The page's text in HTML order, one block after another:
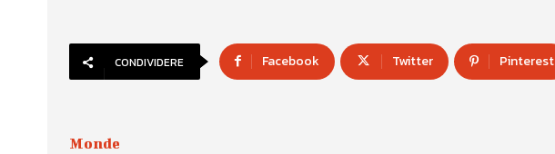
CONDIVIDERE Facebook Twitter Pinterest
Monde